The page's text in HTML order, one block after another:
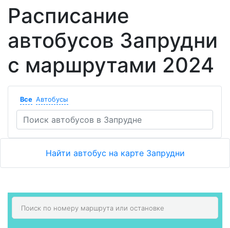
Расписание
автобусов Запрудни
с маршрутами 2024
Все Автобусы
Найти автобус на карте Запрудни